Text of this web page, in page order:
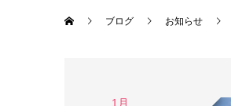
ブログ お知らせ
1月